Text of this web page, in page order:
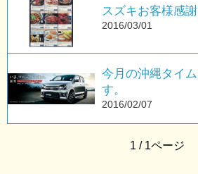
スズキお客様感
2016/03/01
今月の沖縄タイ
す。
2016/02/07
1 / 1ページ